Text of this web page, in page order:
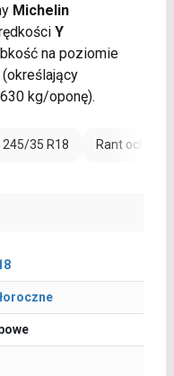
Michelin
Y
na poziomie
kg/oponę).
245/35 R18 Rant